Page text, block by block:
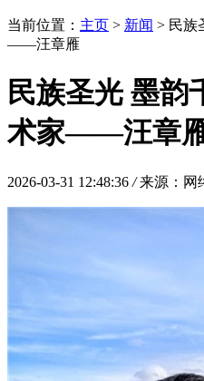
当前位置： 主页 > 新闻 > 民族
——汪章雁
民族圣光 墨韵
术家——汪章
2026-03-31 12:48:36 / 来源：网